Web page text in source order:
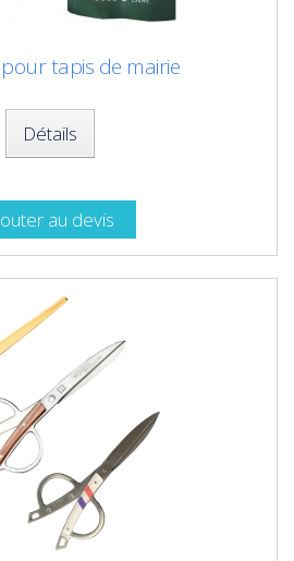
tapis de mairie
Détails
au devis